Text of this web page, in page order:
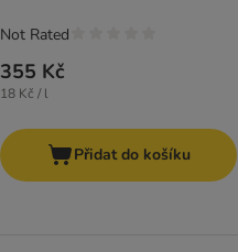
355 Kč
18 Kč / l
Not Rated
Přidat do košíku